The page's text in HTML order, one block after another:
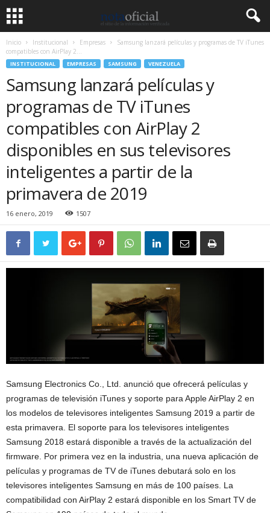
Inicio Institucional Empresas
Samsung lanzará películas y programas de TV iTunes
compatibles con AirPlay 2...
INSTITUCIONAL EMPRESAS SAMSUNG VENEZUELA
Samsung lanzará películas y
programas de TV iTunes
compatibles con AirPlay 2
disponibles en sus televisores
inteligentes a partir de la
primavera de 2019
16 enero, 2019 1507
Samsung Electronics Co., Ltd. anunció que ofrecerá películas y
programas de televisión iTunes y soporte para Apple AirPlay 2 en
los modelos de televisores inteligentes Samsung 2019 a partir de
esta primavera. El soporte para los televisores inteligentes
Samsung 2018 estará disponible a través de la actualización del
firmware. Por primera vez en la industria, una nueva aplicación de
películas y programas de TV de iTunes debutará solo en los
televisores inteligentes Samsung en más de 100 países. La
compatibilidad con AirPlay 2 estará disponible en los Smart TV de